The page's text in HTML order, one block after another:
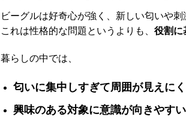
ビーグルは好奇心が強く、新しい匂いや刺
これは性格的な問題というよりも、 役割に
暮らしの中では、
匂いに集中しすぎて周囲が見えに
興味のある対象に意識が向きやすい